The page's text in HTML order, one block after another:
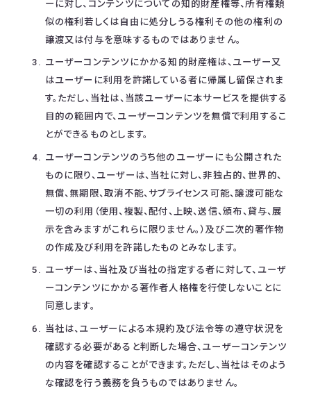
ーに対し、コンテンツについての知的財産権等、所有権類
似の権利若しくは自由に処分しうる権利その他の権利の
譲渡又は付与を意味するものではありません。
ユーザーコンテンツにかかる知的財産権は、ユーザー又
はユーザーに利用を許諾している者に帰属し留保されま
す。ただし、当社は、当該ユーザーに本サービスを提供する
目的の範囲内で、ユーザーコンテンツを無償で利用するこ
とができるものとします。
ユーザーコンテンツのうち他のユーザーにも公開された
ものに限り、ユーザーは、当社に対し、非独占的、世界的、
無償、無期限、取消不能、サブライセンス可能、譲渡可能な
一切の利用（使用、複製、配付、上映、送信、頒布、貸与、展
示を含みますがこれらに限りません。）及び二次的著作物
の作成及び利用を許諾したものとみなします。
ユーザーは、当社及び当社の指定する者に対して、ユーザ
ーコンテンツにかかる著作者人格権を行使しないことに
同意します。
当社は、ユーザーによる本規約及び法令等の遵守状況を
確認する必要があると判断した場合、ユーザーコンテンツ
の内容を確認することができます。ただし、当社はそのよう
な確認を行う義務を負うものではありません。